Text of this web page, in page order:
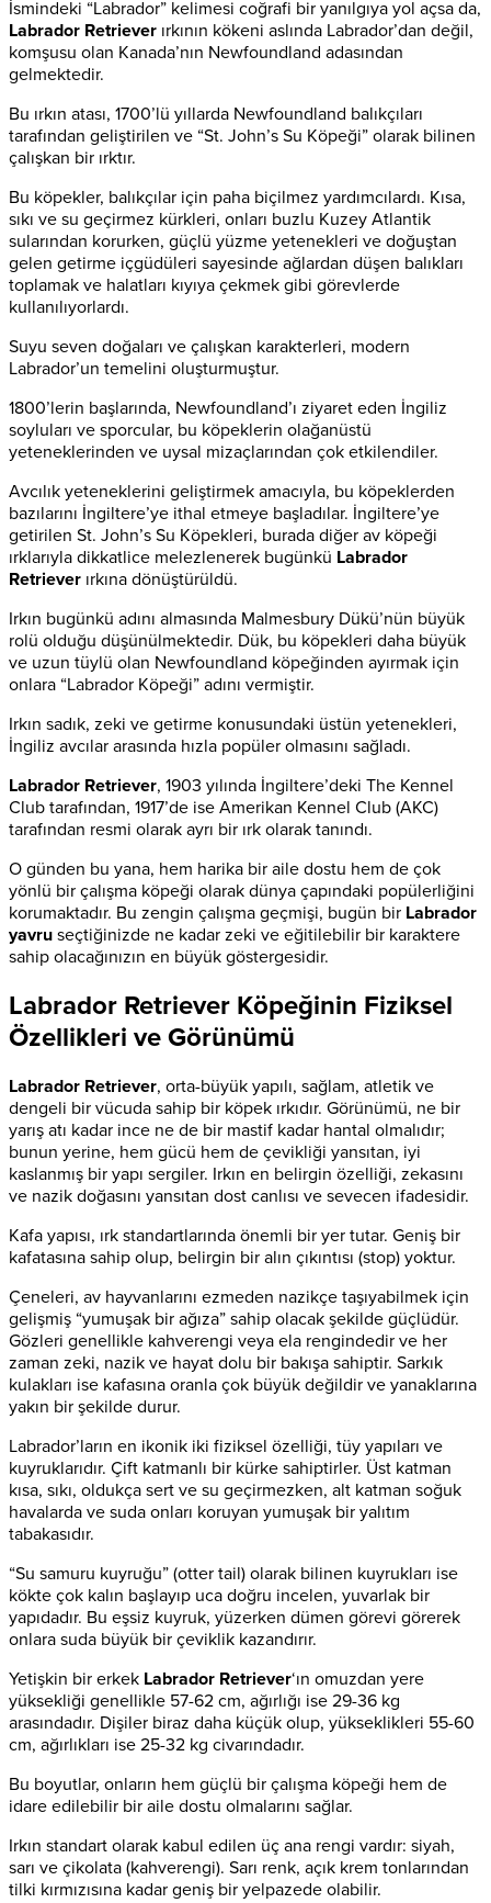
İsmindeki “Labrador” kelimesi coğrafi bir yanılgıya yol açsa da,
Labrador Retriever ırkının kökeni aslında Labrador’dan değil,
komşusu olan Kanada’nın Newfoundland adasından
gelmektedir.
Bu ırkın atası, 1700’lü yıllarda Newfoundland balıkçıları
tarafından geliştirilen ve “St. John’s Su Köpeği” olarak bilinen
çalışkan bir ırktır.
Bu köpekler, balıkçılar için paha biçilmez yardımcılardı. Kısa,
sıkı ve su geçirmez kürkleri, onları buzlu Kuzey Atlantik
sularından korurken, güçlü yüzme yetenekleri ve doğuştan
gelen getirme içgüdüleri sayesinde ağlardan düşen balıkları
toplamak ve halatları kıyıya çekmek gibi görevlerde
kullanılıyorlardı.
Suyu seven doğaları ve çalışkan karakterleri, modern
Labrador’un temelini oluşturmuştur.
1800’lerin başlarında, Newfoundland’ı ziyaret eden İngiliz
soyluları ve sporcular, bu köpeklerin olağanüstü
yeteneklerinden ve uysal mizaçlarından çok etkilendiler.
Avcılık yeteneklerini geliştirmek amacıyla, bu köpeklerden
bazılarını İngiltere’ye ithal etmeye başladılar. İngiltere’ye
getirilen St. John’s Su Köpekleri, burada diğer av köpeği
ırklarıyla dikkatlice melezlenerek bugünkü Labrador
Retriever ırkına dönüştürüldü.
Irkın bugünkü adını almasında Malmesbury Dükü’nün büyük
rolü olduğu düşünülmektedir. Dük, bu köpekleri daha büyük
ve uzun tüylü olan Newfoundland köpeğinden ayırmak için
onlara “Labrador Köpeği” adını vermiştir.
Irkın sadık, zeki ve getirme konusundaki üstün yetenekleri,
İngiliz avcılar arasında hızla popüler olmasını sağladı.
Labrador Retriever, 1903 yılında İngiltere’deki The Kennel
Club tarafından, 1917’de ise Amerikan Kennel Club (AKC)
tarafından resmi olarak ayrı bir ırk olarak tanındı.
O günden bu yana, hem harika bir aile dostu hem de çok
yönlü bir çalışma köpeği olarak dünya çapındaki popülerliğini
korumaktadır. Bu zengin çalışma geçmişi, bugün bir Labrador
yavru seçtiğinizde ne kadar zeki ve eğitilebilir bir karaktere
sahip olacağınızın en büyük göstergesidir.
Labrador Retriever Köpeğinin Fiziksel
Özellikleri ve Görünümü
Labrador Retriever, orta-büyük yapılı, sağlam, atletik ve
dengeli bir vücuda sahip bir köpek ırkıdır. Görünümü, ne bir
yarış atı kadar ince ne de bir mastif kadar hantal olmalıdır;
bunun yerine, hem gücü hem de çevikliği yansıtan, iyi
kaslanmış bir yapı sergiler. Irkın en belirgin özelliği, zekasını
ve nazik doğasını yansıtan dost canlısı ve sevecen ifadesidir.
Kafa yapısı, ırk standartlarında önemli bir yer tutar. Geniş bir
kafatasına sahip olup, belirgin bir alın çıkıntısı (stop) yoktur.
Çeneleri, av hayvanlarını ezmeden nazikçe taşıyabilmek için
gelişmiş “yumuşak bir ağıza” sahip olacak şekilde güçlüdür.
Gözleri genellikle kahverengi veya ela rengindedir ve her
zaman zeki, nazik ve hayat dolu bir bakışa sahiptir. Sarkık
kulakları ise kafasına oranla çok büyük değildir ve yanaklarına
yakın bir şekilde durur.
Labrador’ların en ikonik iki fiziksel özelliği, tüy yapıları ve
kuyruklarıdır. Çift katmanlı bir kürke sahiptirler. Üst katman
kısa, sıkı, oldukça sert ve su geçirmezken, alt katman soğuk
havalarda ve suda onları koruyan yumuşak bir yalıtım
tabakasıdır.
“Su samuru kuyruğu” (otter tail) olarak bilinen kuyrukları ise
kökte çok kalın başlayıp uca doğru incelen, yuvarlak bir
yapıdadır. Bu eşsiz kuyruk, yüzerken dümen görevi görerek
onlara suda büyük bir çeviklik kazandırır.
Yetişkin bir erkek Labrador Retriever‘ın omuzdan yere
yüksekliği genellikle 57-62 cm, ağırlığı ise 29-36 kg
arasındadır. Dişiler biraz daha küçük olup, yükseklikleri 55-60
cm, ağırlıkları ise 25-32 kg civarındadır.
Bu boyutlar, onların hem güçlü bir çalışma köpeği hem de
idare edilebilir bir aile dostu olmalarını sağlar.
Irkın standart olarak kabul edilen üç ana rengi vardır: siyah,
sarı ve çikolata (kahverengi). Sarı renk, açık krem tonlarından
tilki kırmızısına kadar geniş bir yelpazede olabilir.